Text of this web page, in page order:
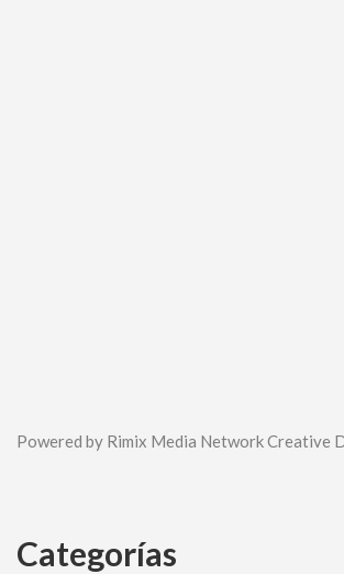
Powered by Rimix Media Network Creative
Categorías